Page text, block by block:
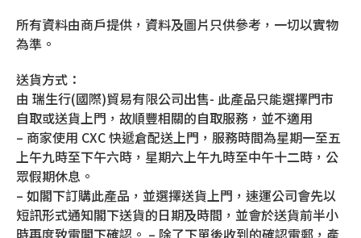
所有資料由商戶提供，資料及圖片只供參考，一切以實物
為準。
送貨方式：
由 瑞生行(國際)貿易有限公司出售- 此產品只能選擇門市
自取或送貨上門，故順豐相關的自取服務，並不適用
– 商家使用 CXC 快遞倉配送上門，服務時間為星期一至五
上午九時至下午六時，星期六上午九時至中午十二時，公
眾假期休息。
– 如閣下訂購此產品，並選擇送貨上門，速運公司會先以
短訊形式通知閣下送貨的日期及時間，並會於送貨前半小